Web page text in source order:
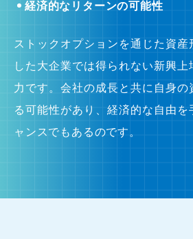
経済的なリターンの可能性
ストックオプションを通じた資産
した大企業では得られない新興
力です。会社の成長と共に自身の
る可能性があり、経済的な自由を
ャンスでもあるのです。